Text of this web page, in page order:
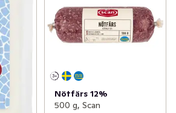
Nötfärs 12%
500 g, Scan